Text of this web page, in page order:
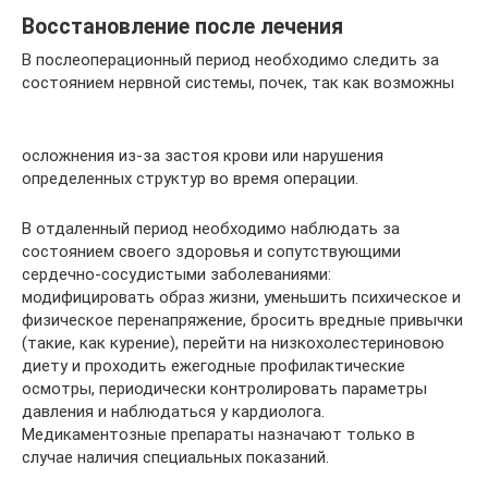
Восстановление после лечения
В послеоперационный период необходимо следить за
состоянием нервной системы, почек, так как возможны
осложнения из-за застоя крови или нарушения
определенных структур во время операции.
В отдаленный период необходимо наблюдать за
состоянием своего здоровья и сопутствующими
сердечно-сосудистыми заболеваниями:
модифицировать образ жизни, уменьшить психическое и
физическое перенапряжение, бросить вредные привычки
(такие, как курение), перейти на низкохолестериновою
диету и проходить ежегодные профилактические
осмотры, периодически контролировать параметры
давления и наблюдаться у кардиолога.
Медикаментозные препараты назначают только в
случае наличия специальных показаний.